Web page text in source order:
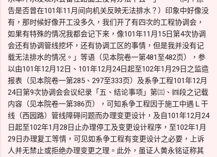
告是否曾在101年11月间向机关反映无法排水？）印象中好像没
有，那时候好像开工没多久，我们开了有四次的工程协调会，
如果有特殊的情况我都会记下来，像101年11月15日第4次协调
会还有协调管线挖坏，还有协调工区的事情，但是我并没有记
载无法排水的情况。」等语（见本院卷一第481至482页），参
以由101年12月12日、101年12月24日起至102年1月29日之监造
报表（见本院卷一第285、297至333页）及系争工程101年12月
24日第9次协调会会议纪录「五、结论事项」第㈢、㈣段之记载
内容（见本院卷一第386页），可知系争工程因于施工中遇Ｌ干
线（西园路）管线障碍问题而办理变更设计，及自101年12月24
日起至102年1月28日止办理停工及变更设计程序，至102年1月
29日办理复工等情，可见如系争工程有变更设计之必要，上诉
人并无禁止或拒绝办理变更之理。此外，虽证人黄永铭证称其